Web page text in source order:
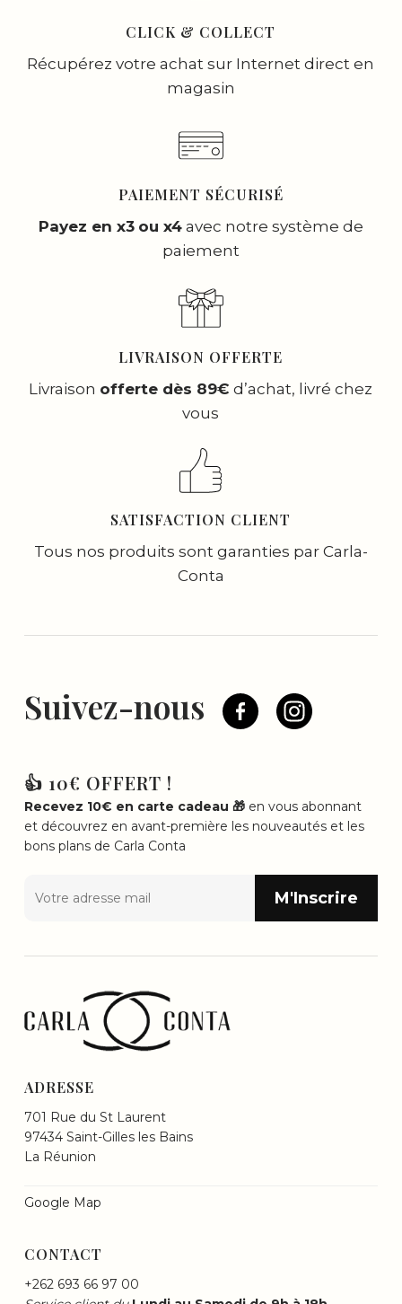
CLICK & COLLECT
Récupérez votre achat sur Internet direct en
magasin
PAIEMENT SÉCURISÉ
Payez en x3 ou x4avec notre système de
paiement
LIVRAISON OFFERTE
Livraison offerte dès 89€ d’achat, livré chez
vous
SATISFACTION CLIENT
Tous nos produits sont garanties par Carla-
Conta
Suivez-nous
👍 10€ OFFERT !
Recevez 10€ en carte cadeau 🎁en vous abonnant
et découvrez en avant-première les nouveautés et les
bons plans de Carla Conta
ADRESSE
701 Rue du St Laurent
97434 Saint-Gilles les Bains
La Réunion
Google Map
CONTACT
+262 693 66 97 00